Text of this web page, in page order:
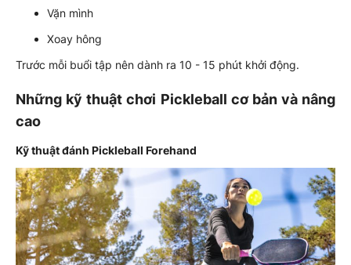
Vặn mình
Xoay hông
Trước mỗi buổi tập nên dành ra 10 - 15 phút khởi động.
Những kỹ thuật chơi Pickleball cơ bản và nâng
cao
Kỹ thuật đánh Pickleball Forehand